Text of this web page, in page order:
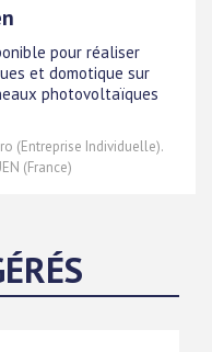
pour réaliser
et domotique sur
photovoltaïques
(Entreprise Individuelle).
(France)